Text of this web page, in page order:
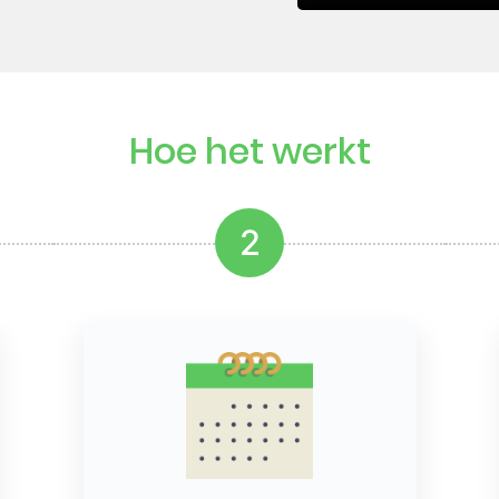
Hoe het werkt
2